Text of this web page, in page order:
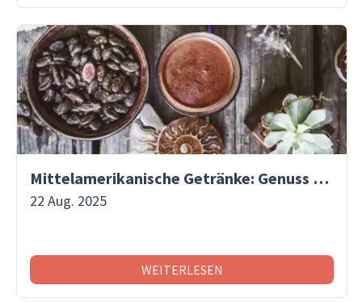
Mittelamerikanische Getränke: Genuss mit Tradition
22 Aug. 2025
WEITERLESEN